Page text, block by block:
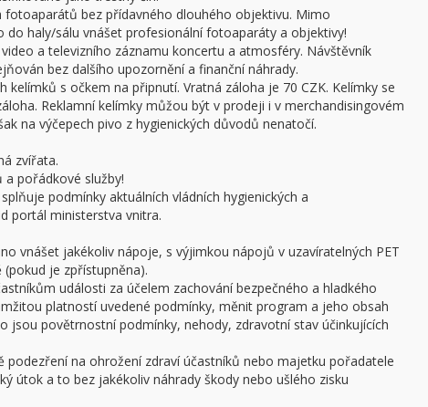
bez přídavného dlouhého objektivu. Mimo
haly/sálu vnášet profesionální fotoaparáty a objektivy!
a televizního záznamu koncertu a atmosféry. Návštěvník
bez dalšího upozornění a finanční náhrady.
s očkem na připnutí. Vratná záloha je 70 CZK. Kelímky se
Reklamní kelímky můžou být v prodeji i v merchandisingovém
na výčepech pivo z hygienických důvodů nenatočí.
zvířata.
pořádkové služby!
podmínky aktuálních vládních hygienických a
portál ministerstva vnitra.
vnášet jakékoliv nápoje, s výjimkou nápojů v uzavíratelných PET
je zpřístupněna).
události za účelem zachování bezpečného a hladkého
platností uvedené podmínky, měnit program a jeho obsah
jsou povětrnostní podmínky, nehody, zdravotní stav účinkujících
na ohrožení zdraví účastníků nebo majetku pořadatele
útok a to bez jakékoliv náhrady škody nebo ušlého zisku